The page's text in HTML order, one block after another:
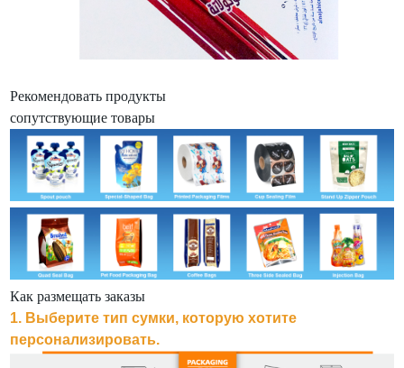
Рекомендовать продукты
сопутствующие товары
Как размещать заказы
1. Выберите тип сумки, которую хотите
персонализировать.